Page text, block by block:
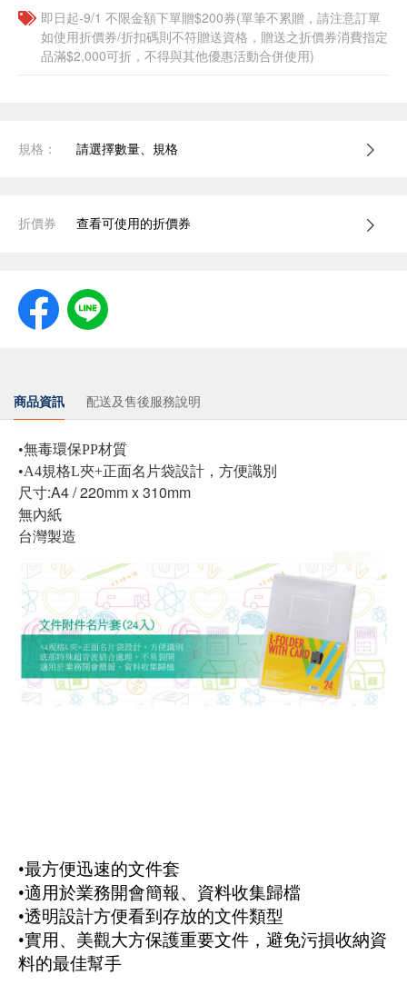
即日起-9/1 不限金額下單贈$200券(單筆不累贈，請注意訂單
如使用折價券/折扣碼則不符贈送資格，贈送之折價券消費指定
品滿$2,000可折，不得與其他優惠活動合併使用)
規格： 請選擇數量、規格
折價券 查看可使用的折價券
商品資訊 配送及售後服務說明
•無毒環保PP材質
•A4規格L夾+正面名片袋設計，方便識別
尺寸:A4 / 220mm x 310mm
無內紙
台灣製造
•最方便迅速的文件套
•適用於業務開會簡報、資料收集歸檔
•透明設計方便看到存放的文件類型
•實用、美觀大方保護重要文件，避免污損收納資
料的最佳幫手